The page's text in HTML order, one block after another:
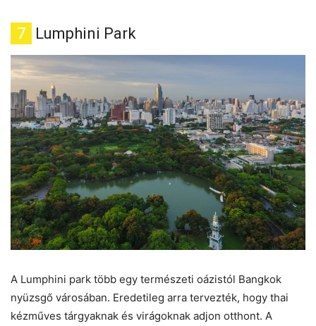
7 Lumphini Park
A Lumphini park több egy természeti oázistól Bangkok
nyüzsgő városában. Eredetileg arra tervezték, hogy thai
kézműves tárgyaknak és virágoknak adjon otthont. A